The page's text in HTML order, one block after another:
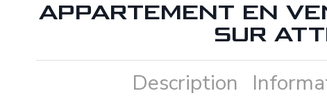
APPARTEMENT EN
SUR
Description